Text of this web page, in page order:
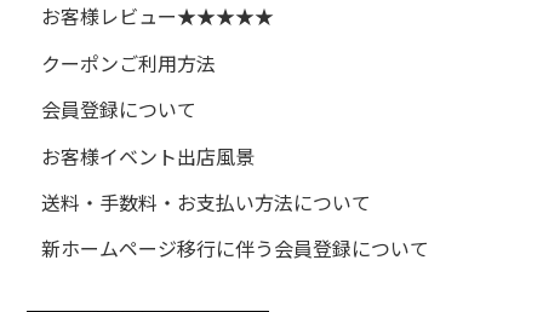
お客様レビュー★★★★★
クーポンご利用方法
会員登録について
お客様イベント出店風景
送料・手数料・お支払い方法について
新ホームページ移行に伴う会員登録について